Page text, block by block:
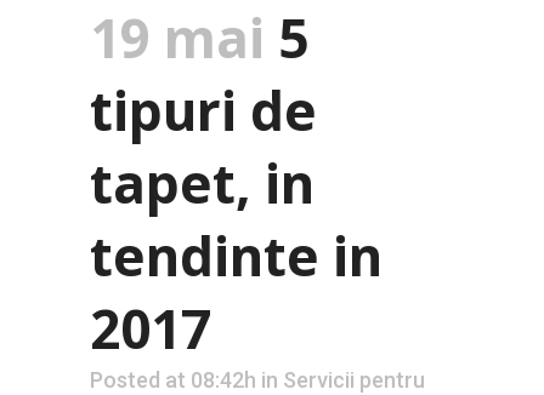
19 mai 5
tipuri de
tapet, in
tendinte in
2017
Posted at 08:42h in Servicii pentru